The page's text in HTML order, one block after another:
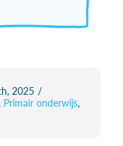
2025 /
Primair onderwijs,